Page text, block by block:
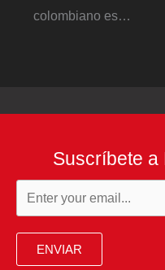
colombiano es…
Suscríbete a
ENVIAR